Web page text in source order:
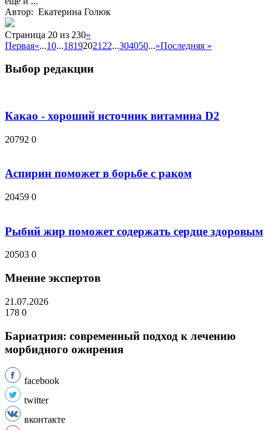
Автор: Екатерина Голюк
Страница 20 из 230«
Первая«...10...18192021 22...304050...»Последняя »
Выбор редакции
Какао - хороший источник витамина D2
20792 0
Аспирин поможет в борьбе с раком
20459 0
Рыбий жир поможет содержать сердце здоровым
20503 0
Мнение экспертов
21.07.2026
178 0
Бариатрия: современный подход к лечению
морбидного ожирения
facebook
twitter
вконтакте